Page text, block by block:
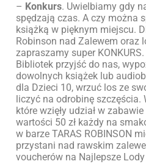
– Konkurs. Uwielbiamy gdy
spędzają czas. A czy można
książką w pięknym miejscu.
Robinson nad Zalewem oraz
zapraszamy super
Bibliotek przyjść do nas,
dowolnych książek lub
dla Dzieci 10, wrzuć los ze
liczyć na odrobinę szczęścia.
które wzięły udział w
wartości 50 zł każdy na
w barze TARAS ROBINSON
przystani nad rawskim
voucherów na Najlepsze